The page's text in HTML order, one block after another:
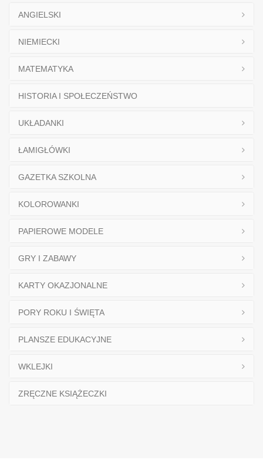
ANGIELSKI
NIEMIECKI
MATEMATYKA
HISTORIA I SPOŁECZEŃSTWO
UKŁADANKI
ŁAMIGŁÓWKI
GAZETKA SZKOLNA
KOLOROWANKI
PAPIEROWE MODELE
GRY I ZABAWY
KARTY OKAZJONALNE
PORY ROKU I ŚWIĘTA
PLANSZE EDUKACYJNE
WKLEJKI
ZRĘCZNE KSIĄŻECZKI